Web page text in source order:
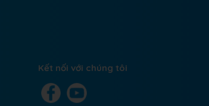
Kết nối với chúng tôi